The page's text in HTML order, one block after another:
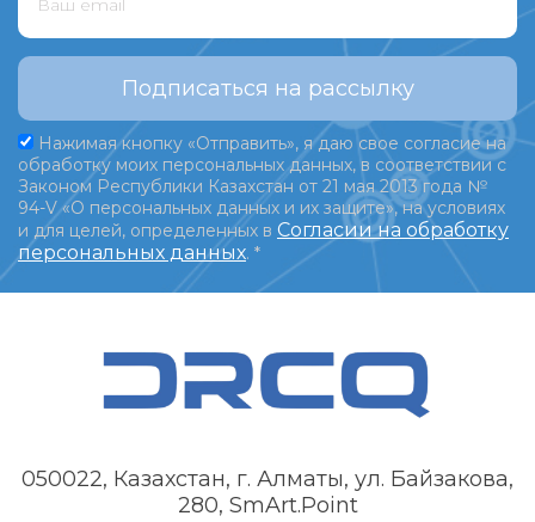
Подписаться на рассылку
Нажимая кнопку «Отправить», я даю свое согласие на
обработку моих персональных данных, в соответствии с
Законом Республики Казахстан от 21 мая 2013 года №
94-V «О персональных данных и их защите», на условиях
и для целей, определенных в Согласии на обработку
персональных данных. *
050022, Казахстан, г. Алматы, ул. Байзакова,
280, SmArt.Point